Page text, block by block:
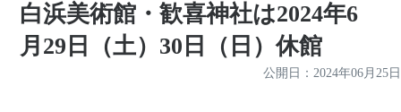
白浜美術館・歓喜神社は2024年6
月29日（土）30日（日）休館
公開日： 2024年06月25日